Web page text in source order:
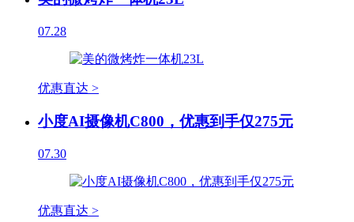
07.28
优惠直达 >
小度AI摄像机C800，优惠到手仅275元
07.30
优惠直达 >